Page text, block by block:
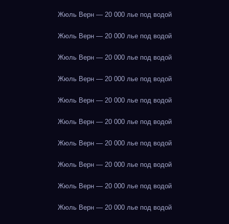
Жюль Верн — 20 000 лье под водой
Жюль Верн — 20 000 лье под водой
Жюль Верн — 20 000 лье под водой
Жюль Верн — 20 000 лье под водой
Жюль Верн — 20 000 лье под водой
Жюль Верн — 20 000 лье под водой
Жюль Верн — 20 000 лье под водой
Жюль Верн — 20 000 лье под водой
Жюль Верн — 20 000 лье под водой
Жюль Верн — 20 000 лье под водой